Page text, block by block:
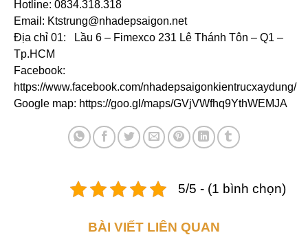
Hotline: 0834.318.318
Email: Ktstrung@nhadepsaigon.net
Địa chỉ 01: Lầu 6 – Fimexco 231 Lê Thánh Tôn – Q1 –
Tp.HCM
Facebook:
https://www.facebook.com/nhadepsaigonkientrucxaydung/
Google map: https://goo.gl/maps/GVjVWfhq9YthWEMJA
5/5 - (1 bình chọn)
BÀI VIẾT LIÊN QUAN